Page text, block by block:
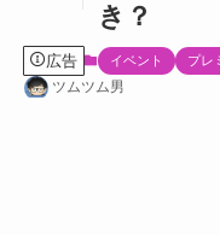
き？
広告 イベント プレ
ツムツム男